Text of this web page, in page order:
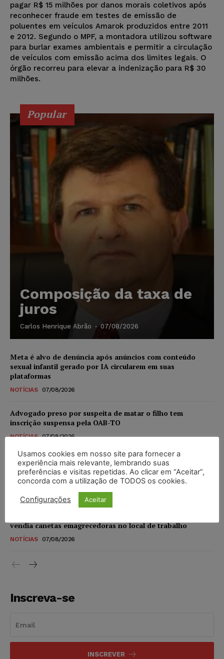
pagar R$ 15 milhões por danos morais coletivos após
reconhecer fraude em testes de emissão de
poluentes em veículos Amarok produzidos entre 2011
e 2012. Segundo o MPF, a montadora utilizou software
para burlar exames ambientais e permitir a circulação
de veículos com emissão acima dos limites legais. O
órgão recorreu para elevar a indenização para R$ 30
milhões.
Popular
Composição da taxa de
juros
Carlos Henrique Abrão - 07/08/2026
Meta é alvo de denúncia após anúncios com conteúdo
sexual infantil gerado por IA circularem em suas
plataformas
NOTÍCIAS 07/08/2026
Advogado preso por suspeita de matar o filho tem
inscrição suspensa pela OAB-TO
NOTÍCIAS 07/08/2026
STF amplia isenção de IBS e CBS na compra de veículos
novos para pessoas com deficiência e autistas de todos os
níveis
07/08/2026
vendia canetas emagrecedoras no local de trabalho
NOTÍCIAS 07/08/2026
Inscreva-se
INSCREVER
Usamos cookies em nosso site para fornecer a
experiência mais relevante, lembrando suas
preferências e visitas repetidas. Ao clicar em “Aceitar”,
concorda com a utilização de TODOS os cookies.
Configurações Aceitar